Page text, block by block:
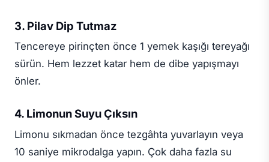
3. Pilav Dip Tutmaz
Tencereye pirinçten önce 1 yemek kaşığı tereyağı
sürün. Hem lezzet katar hem de dibe yapışmayı
önler.
4. Limonun Suyu Çıksın
Limonu sıkmadan önce tezgâhta yuvarlayın veya
10 saniye mikrodalga yapın. Çok daha fazla su